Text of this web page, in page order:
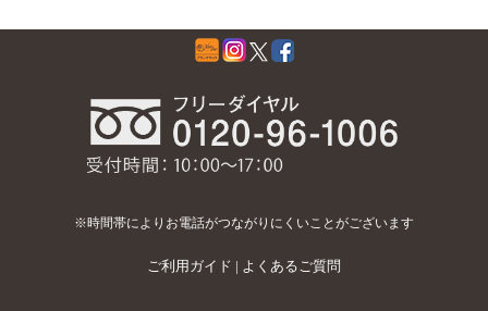
※時間帯によりお電話がつながりにくいことがございます
ご利用ガイド | よくあるご質問